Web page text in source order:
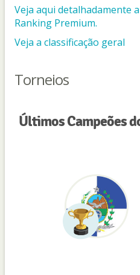
Veja aqui detalhadamente
Ranking Premium.
Veja a classificação geral
Torneios
Últimos Campeões